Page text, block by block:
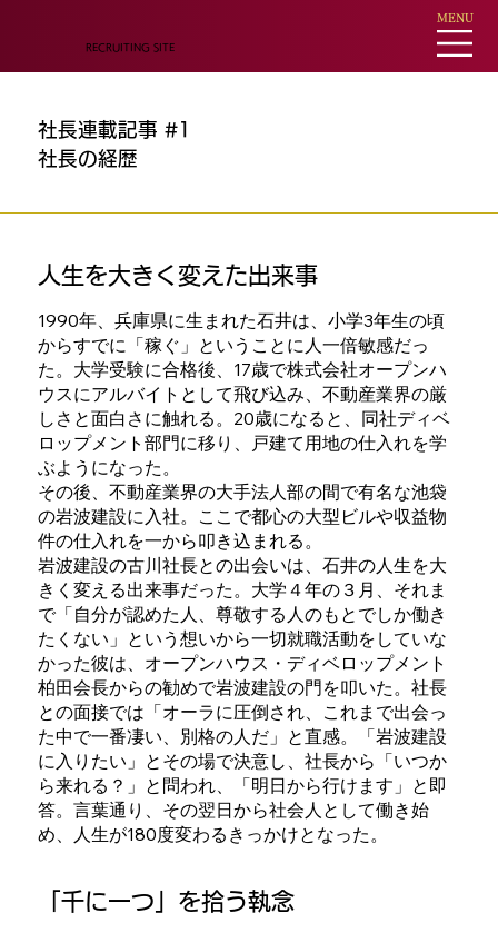
MENU
RECRUITING SITE
社長連載記事 #1
社長の経歴
人生を大きく変えた出来事
1990年、兵庫県に生まれた石井は、小学3年生の頃
からすでに「稼ぐ」ということに人一倍敏感だっ
た。大学受験に合格後、17歳で株式会社オープンハ
ウスにアルバイトとして飛び込み、不動産業界の厳
しさと面白さに触れる。20歳になると、同社ディベ
ロップメント部門に移り、戸建て用地の仕入れを学
ぶようになった。
その後、不動産業界の大手法人部の間で有名な池袋
の岩波建設に入社。ここで都心の大型ビルや収益物
件の仕入れを一から叩き込まれる。
岩波建設の古川社長との出会いは、石井の人生を大
きく変える出来事だった。大学４年の３月、それま
で「自分が認めた人、尊敬する人のもとでしか働き
たくない」という想いから一切就職活動をしていな
かった彼は、オープンハウス・ディベロップメント
柏田会長からの勧めで岩波建設の門を叩いた。社長
との面接では「オーラに圧倒され、これまで出会っ
た中で一番凄い、別格の人だ」と直感。「岩波建設
に入りたい」とその場で決意し、社長から「いつか
ら来れる？」と問われ、「明日から行けます」と即
答。言葉通り、その翌日から社会人として働き始
め、人生が180度変わるきっかけとなった。
「千に一つ」を拾う執念